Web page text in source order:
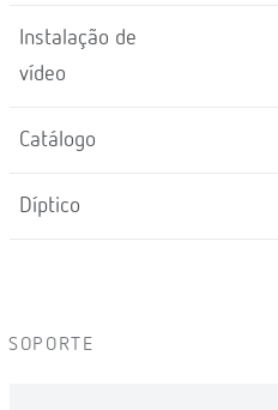
Instalação de
vídeo
Catálogo
Díptico
SOPORTE